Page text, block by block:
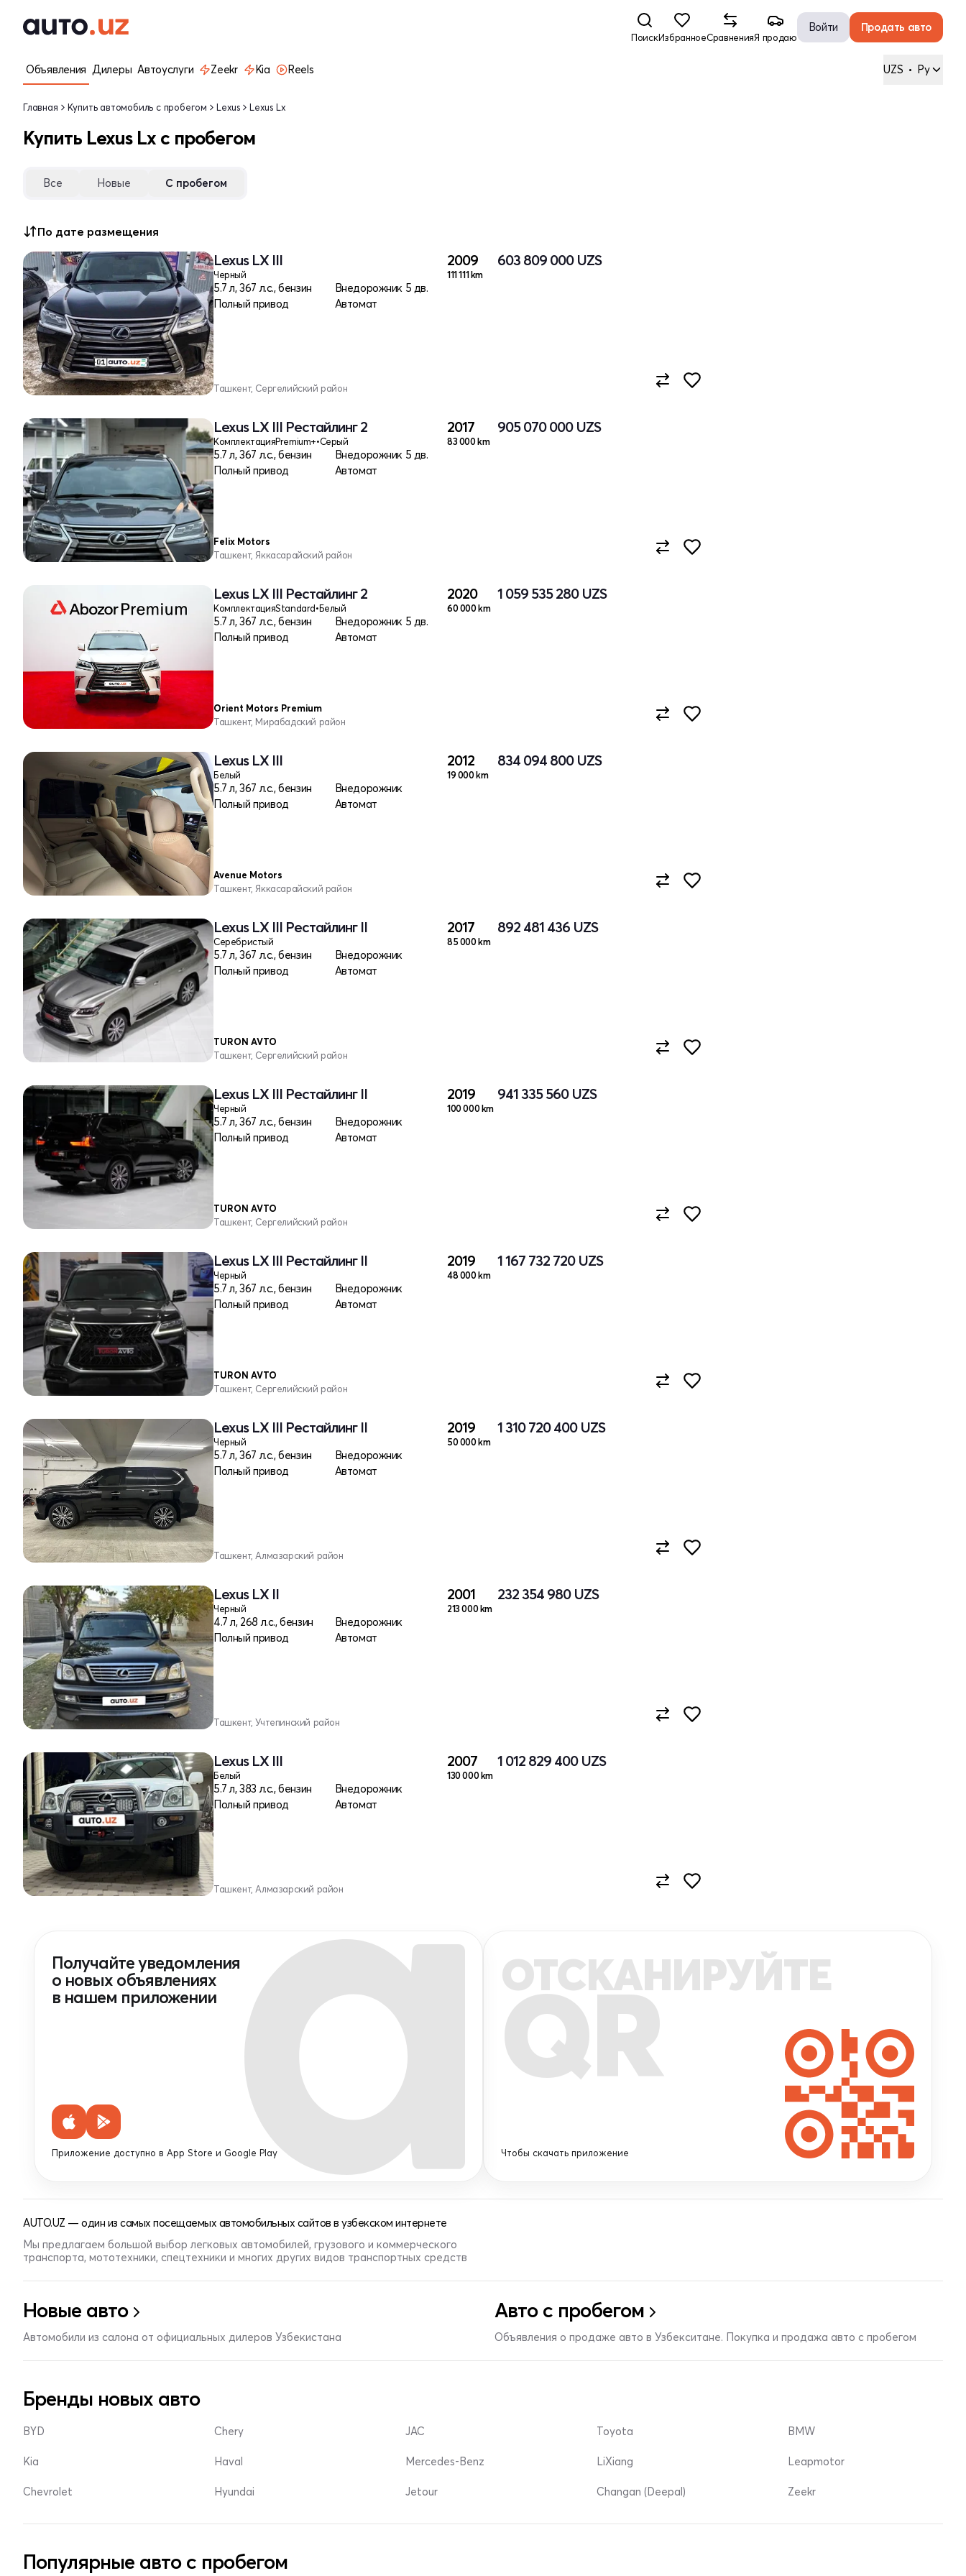
ПоискИзбранноеСравненияЯ продаю
Войти Продать авто
Объявления Дилеры Автоуслуги Zeekr Kia Reels UZS • Ру
Главная Купить автомобиль с пробегом Lexus Lexus Lx
Купить Lexus Lx с пробегом
Все Новые С пробегом
По дате размещения
Lexus LX III
Черный
5.7 л, 367 л.с., бензин
Внедорожник 5 дв.
Полный привод
Автомат
2009
111 111 km
603 809 000 UZS
Ташкент, Сергелийский район
Lexus LX III Рестайлинг 2
КомплектацияPremium+•Серый
5.7 л, 367 л.с., бензин
Внедорожник 5 дв.
Полный привод
Автомат
2017
83 000 km
905 070 000 UZS
Felix Motors
Ташкент, Яккасарайский район
Lexus LX III Рестайлинг 2
КомплектацияStandard•Белый
5.7 л, 367 л.с., бензин
Внедорожник 5 дв.
Полный привод
Автомат
2020
60 000 km
1 059 535 280 UZS
Orient Motors Premium
Ташкент, Мирабадский район
Lexus LX III
Белый
5.7 л, 367 л.с., бензин
Внедорожник
Полный привод
Автомат
2012
19 000 km
834 094 800 UZS
Avenue Motors
Ташкент, Яккасарайский район
Lexus LX III Рестайлинг II
Серебристый
5.7 л, 367 л.с., бензин
Внедорожник
Полный привод
Автомат
2017
85 000 km
892 481 436 UZS
TURON AVTO
Ташкент, Сергелийский район
Lexus LX III Рестайлинг II
Черный
5.7 л, 367 л.с., бензин
Внедорожник
Полный привод
Автомат
2019
100 000 km
941 335 560 UZS
TURON AVTO
Ташкент, Сергелийский район
Lexus LX III Рестайлинг II
Черный
5.7 л, 367 л.с., бензин
Внедорожник
Полный привод
Автомат
2019
48 000 km
1 167 732 720 UZS
TURON AVTO
Ташкент, Сергелийский район
Lexus LX III Рестайлинг II
Черный
5.7 л, 367 л.с., бензин
Внедорожник
Полный привод
Автомат
2019
50 000 km
1 310 720 400 UZS
Ташкент, Алмазарский район
Lexus LX II
Черный
4.7 л, 268 л.с., бензин
Внедорожник
Полный привод
Автомат
2001
213 000 km
232 354 980 UZS
Ташкент, Учтепинский район
Lexus LX III
Белый
5.7 л, 383 л.с., бензин
Внедорожник
Полный привод
Автомат
2007
130 000 km
1 012 829 400 UZS
Ташкент, Алмазарский район
Получайте уведомления
о новых объявлениях
в нашем приложении
Приложение доступно в App Store и Google Play
ОТСКАНИРУЙТЕ
QR
Чтобы скачать приложение
AUTO.UZ — один из самых посещаемых автомобильных сайтов в узбекском интернете
Мы предлагаем большой выбор легковых автомобилей, грузового и коммерческого
транспорта, мототехники, спецтехники и многих других видов транспортных средств
Новые авто
Автомобили из салона от официальных дилеров Узбекистана
Авто с пробегом
Объявления о продаже авто в Узбекситане. Покупка и продажа авто с пробегом
Бренды новых авто
BYD
Kia
Chevrolet
Chery
Haval
Hyundai
JAC
Mercedes-Benz
Jetour
Toyota
LiXiang
Changan (Deepal)
BMW
Leapmotor
Zeekr
Популярные авто с пробегом